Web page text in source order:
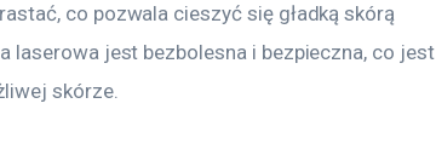
co pozwala cieszyć się gładką skórą
laserowa jest bezbolesna i bezpieczna, co jest
skórze.